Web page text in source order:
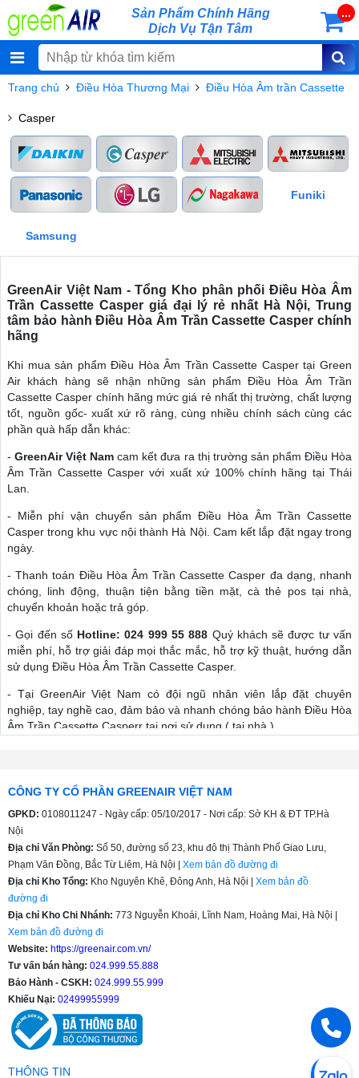
Sản Phẩm Chính Hãng
Dịch Vụ Tận Tâm
...
Trang chủ Điều Hòa Thương Mại Điều Hòa Âm trần Cassette
Casper
Funiki
Samsung
GreenAir Việt Nam - Tổng Kho phân phối Điều Hòa Âm
Trần Cassette Casper giá đại lý rẻ nhất Hà Nội, Trung
tâm bảo hành Điều Hòa Âm Trần Cassette Casper chính
hãng
Khi mua sản phẩm Điều Hòa Âm Trần Cassette Casper tại Green
Air khách hàng sẽ nhận những sản phẩm Điều Hòa Âm Trần
Cassette Casper chính hãng mức giá rẻ nhất thị trường, chất lượng
tốt, nguồn gốc- xuất xứ rõ ràng, cùng nhiều chính sách cùng các
phần quà hấp dẫn khác:
-GreenAir Việt Nam cam kết đưa ra thị trường sản phẩm Điều Hòa
Âm Trần Cassette Casper với xuất xứ 100% chính hãng tại Thái
Lan.
- Miễn phí vận chuyển sản phẩm Điều Hòa Âm Trần Cassette
Casper trong khu vực nội thành Hà Nội. Cam kết lắp đặt ngay trong
ngày.
- Thanh toán Điều Hòa Âm Trần Cassette Casper đa dạng, nhanh
chóng, linh động, thuận tiện bằng tiền mặt, cà thẻ pos tại nhà,
chuyển khoản hoặc trả góp.
- Gọi đến số Hotline: 024 999 55 888 Quý khách sẽ được tư vấn
miễn phí, hỗ trợ giải đáp mọi thắc mắc, hỗ trợ kỹ thuật, hướng dẫn
sử dụng Điều Hòa Âm Trần Cassette Casper.
- Tại GreenAir Việt Nam có đội ngũ nhân viên lắp đặt chuyên
nghiệp, tay nghề cao, đảm bảo và nhanh chóng bảo hành Điều Hòa
Âm Trần Cassette Casperr tại nơi sử dụng ( tại nhà ).
Khả năng làm lạnh/sưởi ấm nhanh chóng
Mặt panel thiết kế 4 cửa gió giúp phân bổ luồng gió đồng đều theo
cả 4 hướng, luồng gió thổi mạnh, làm lạnh nhanh, giúp người dùng
nhanh chóng cảm nhận được cảm giác mát lạnh một cách nhanh
chóng.
Máy Điều Hòa Âm Trần Cassette Casper có thể tương thích với
nhiều địa hình lắp đặt khác nhau. Có thể lắp đặt ở những địa điểm
nhiều bụi bẩn mà không lo lắng ảnh hưởng tới chất lượng làm lạnh
của máy.
Chức năng tự điều chỉnh nhiệt độ tối ưu Ifeel: Điều khiển từ xa của
máy Casper được gắn bộ phận cảm biến nhiệt có thể cảm nhận
nhiệt độ cơ thể người sử dụng, khi kích hoạt chức năng ifeel máy
điều hòa sẽ điều chỉnh nhiệt độ tối ưu cho người sử dụng đem lại
cảm giác thoải mái nhất.
Bộ lọc Multi Filters:
giá rẻ được trang
CÔNG TY CỔ PHẦN GREENAIR VIỆT NAM
GPKD: 0108011247 - Ngày cấp: 05/10/2017 - Nơi cấp: Sở KH & ĐT TP.Hà
Nội
Địa chỉ Văn Phòng: Số 50, đường số 23, khu đô thị Thành Phố Giao Lưu,
Phạm Văn Đồng, Bắc Từ Liêm, Hà Nội | Xem bản đồ đường đi
Địa chỉ Kho Tổng: Kho Nguyên Khê, Đông Anh, Hà Nội | Xem bản đồ
đường đi
Địa chỉ Kho Chi Nhánh: 773 Nguyễn Khoái, Lĩnh Nam, Hoàng Mai, Hà Nội |
Xem bản đồ đường đi
Website: https://greenair.com.vn/
Tư vấn bán hàng: 024.999.55.888
Bảo Hành - CSKH: 024.999.55.999
Khiếu Nại: 02499955999
THÔNG TIN